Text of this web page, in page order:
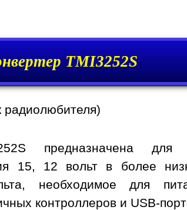
TMI3252S
радиолюбителя)
предназначена для
15, 12 вольт в более
необходимое для
контроллеров и USB-